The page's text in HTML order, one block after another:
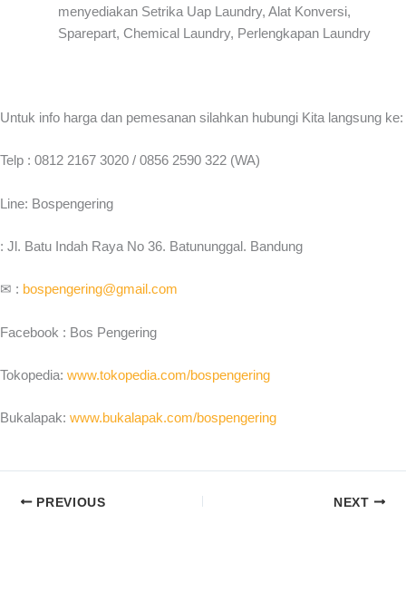
menyediakan Setrika Uap Laundry, Alat Konversi,
Sparepart, Chemical Laundry, Perlengkapan Laundry
Untuk info harga dan pemesanan silahkan hubungi Kita langsung ke:
Telp : 0812 2167 3020 / 0856 2590 322 (WA)
Line: Bospengering
: Jl. Batu Indah Raya No 36. Batununggal. Bandung
✉ : bospengering@gmail.com
Facebook : Bos Pengering
Tokopedia: www.tokopedia.com/bospengering
Bukalapak: www.bukalapak.com/bospengering
PREVIOUS NEXT